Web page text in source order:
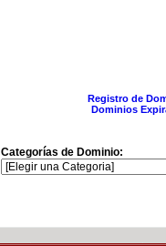
Registro de
Dominios
Categorías de Dominio: